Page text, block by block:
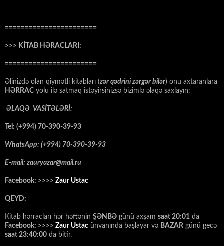
=======================
>>> KİTAB HƏRACLARI:
=======================
Əlinizdə olan qiymətli kitabları (zər qədrini zərgər bilər) onu axtaranlara
HƏRRAC yolu ilə satmaq istəyirsinizsə bizimlə əlaqə saxlayın:
ƏLAQƏ VASİTƏLƏRİ:
Tel: (+994) 70-390-39-93
WhatsApp: (+994) 70-390-39-93
E-mail: zauryazar@mail.ru
Facebook: >>>> Zaur Ustac
QEYD:
Kitab hərracları hər həftənin ŞƏNBƏ günü axşam saat 20:01 da
Facebook: >>>> Zaur Ustac ünvanında başlayar və BAZAR günü gecə
saat 23:40:00 da bitir.